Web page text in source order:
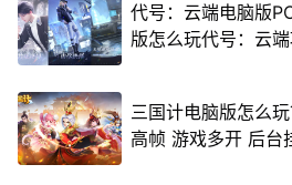
代号：云端电脑版
版怎么玩代号：云
三国计电脑版怎么
高帧 游戏多开 后台